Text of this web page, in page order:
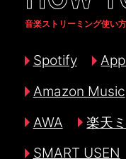
音楽ストリーミング使い
Spotify
Amazon Music
AWA
楽天
SMART USEN